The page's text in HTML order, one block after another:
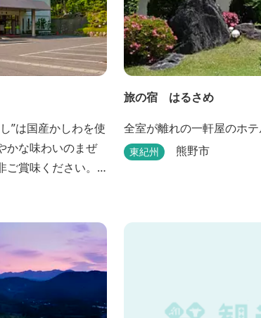
”は国産かしわを使
かな味わいのまぜ
賞味ください。
もご案内してお
旅の宿 はるさめ
全室が離れの一軒屋のホテ
東紀州 熊野市